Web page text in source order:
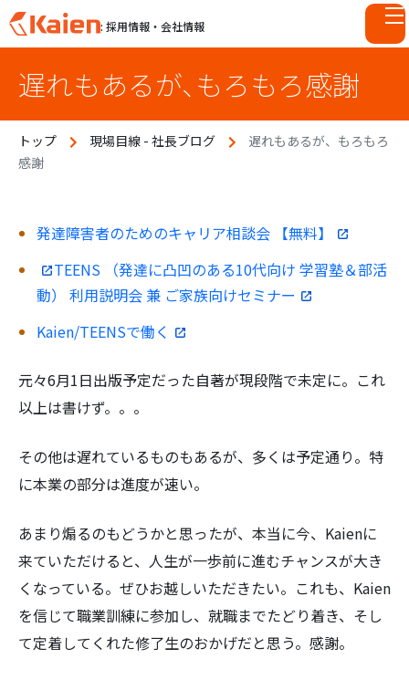
p
: 採用情報・会社情報
遅れもあるが、もろもろ感謝
トップ 現場目線 - 社長ブログ
遅れもあるが、もろもろ
感謝
発達障害者のためのキャリア相談会 【無料】
TEENS （発達に凸凹のある10代向け 学習塾＆部活
動） 利用説明会 兼 ご家族向けセミナー
Kaien/TEENSで働く
元々6月1日出版予定だった自著が現段階で未定に。これ
以上は書けず。。。
その他は遅れているものもあるが、多くは予定通り。特
に本業の部分は進度が速い。
あまり煽るのもどうかと思ったが、本当に今、Kaienに
来ていただけると、人生が一歩前に進むチャンスが大き
くなっている。ぜひお越しいただきたい。これも、Kaien
を信じて職業訓練に参加し、就職までたどり着き、そし
て定着してくれた修了生のおかげだと思う。感謝。